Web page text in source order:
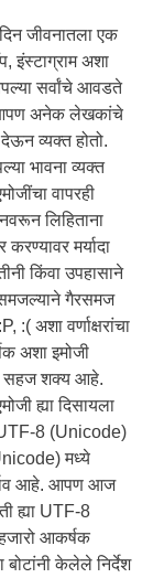
जीवनातला एक
इंस्टाग्राम अशा
सर्वांचे आवडते
अनेक लेखकांचे
व्यक्त होतो.
भावना व्यक्त
वापरही
लिहिताना
मर्यादा
किंवा उपहासाने
समजल्याने गैरसमज
:( अशा वर्णाक्षरांचा
अशा इमोजी
सहज शक्य आहे.
ह्या दिसायला
UTF-8 (Unicode)
मध्ये
आहे. आपण आज
ह्या UTF-8
आकर्षक
बोटांनी केलेले निर्देश